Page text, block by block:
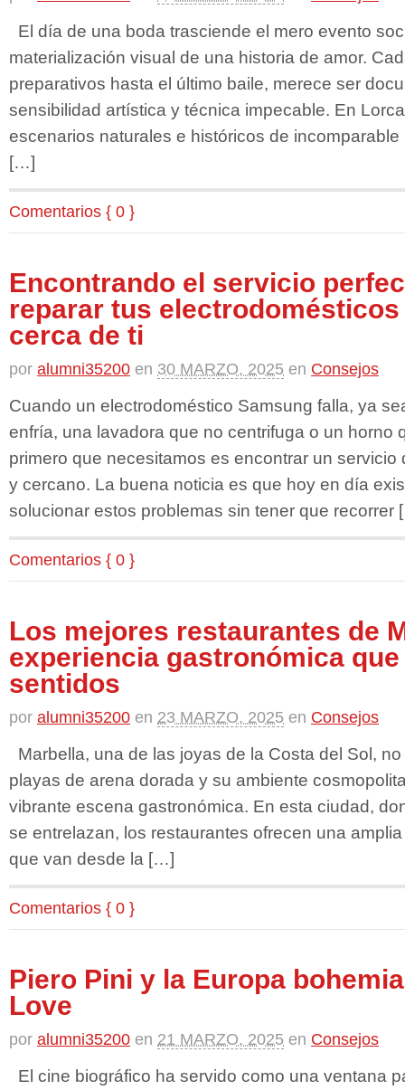
El día de una boda trasciende el mero evento
materialización visual de una historia de amor.
preparativos hasta el último baile, merece ser
sensibilidad artística y técnica impecable. En
escenarios naturales e históricos de
[…]
Comentarios { 0 }
Encontrando el servicio
reparar tus
cerca de ti
por alumni35200 en 30 MARZO, 2025 en Consejos
Cuando un electrodoméstico Samsung falla, ya
enfría, una lavadora que no centrifuga o un horno
primero que necesitamos es encontrar un servicio
y cercano. La buena noticia es que hoy en día
solucionar estos problemas sin tener que recorrer
Comentarios { 0 }
Los mejores restaurantes de
experiencia gastronómica
sentidos
por alumni35200 en 23 MARZO, 2025 en Consejos
Marbella, una de las joyas de la Costa del Sol,
playas de arena dorada y su ambiente
vibrante escena gastronómica. En esta ciudad,
se entrelazan, los restaurantes ofrecen una
que van desde la […]
Comentarios { 0 }
Piero Pini y la Europa
Love
por alumni35200 en 21 MARZO, 2025 en Consejos
El cine biográfico ha servido como una ventana